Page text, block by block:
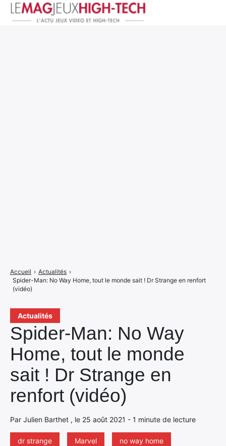
Actualités
Spider-Man: No Way
Home, tout le monde
sait ! Dr Strange en
renfort (vidéo)
Par Julien Barthet , le 25 août 2021 - 1 minute de lecture
dr strange Marvel
no way home
Accueil › Actualités ›
Spider-Man: No Way Home, tout le monde sait ! Dr Strange en renfort
(vidéo)